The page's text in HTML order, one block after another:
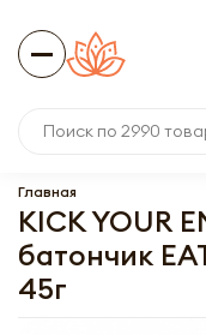
Главная
KICK YOUR
батончик
45г